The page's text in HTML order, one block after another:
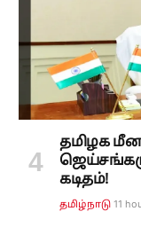
தமிழக
கடிதம்!
தமிழ்நாடு 11